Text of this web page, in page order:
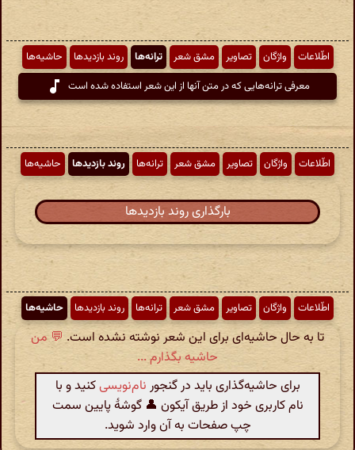
اطّلاعات واژگان تصاویر مشق شعر ترانه‌ها روند بازدیدها
حاشیه‌ها
معرفی ترانه‌هایی که در متن آنها از این شعر استفاده شده است
اطّلاعات واژگان تصاویر مشق شعر ترانه‌ها روند بازدیدها حاشیه‌ها
بارگذاری روند بازدیدها
اطّلاعات واژگان تصاویر مشق شعر ترانه‌ها روند بازدیدها حاشیه‌ها
تا به حال حاشیه‌ای برای این شعر نوشته نشده است.💬 من
حاشیه بگذارم ...
برای حاشیه‌گذاری باید در گنجور نام‌نویسیکنید و با
نام کاربری خود از طریق آیکون 👤 گوشهٔ پایین سمت
چپ صفحات به آن وارد شوید.